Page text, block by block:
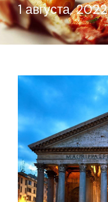
1 августа, 2022